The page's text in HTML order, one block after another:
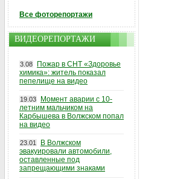
Все фоторепортажи
ВИДЕОРЕПОРТАЖИ
3.08
Пожар в СНТ «Здоровье
химика»: житель показал
пепелище на видео
19.03
Момент аварии с 10-
летним мальчиком на
Карбышева в Волжском попал
на видео
23.01
В Волжском
эвакуировали автомобили,
оставленные под
запрещающими знаками